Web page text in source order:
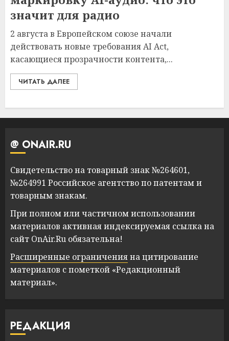
значит для радио
2 августа в Европейском союзе начали
действовать новые требования AI Act,
касающиеся прозрачности контента,...
ЧИТАТЬ ДАЛЕЕ
@ ONAIR.RU
Свидетельство на товарный знак №264601,
№264991 Российское агентство по патентам и
товарным знакам.
При полном или частичном использовании
материалов активная индексируемая ссылка на
сайт OnAir.Ru обязательна!
Расширенные ограниченияна цитирование
материалов с пометкой «Редакционный
материал».
РЕДАКЦИЯ